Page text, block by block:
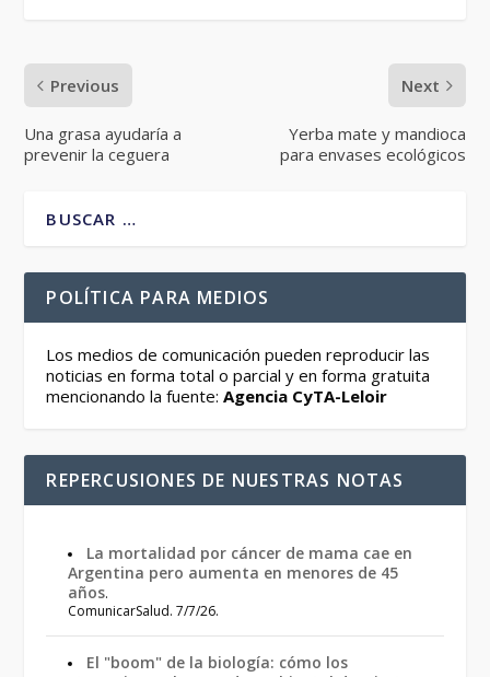
Previous
Una grasa ayudaría a
prevenir la ceguera
Next
Yerba mate y mandioca
para envases ecológicos
POLÍTICA PARA MEDIOS
Los medios de comunicación pueden reproducir las
noticias en forma total o parcial y en forma gratuita
mencionando la fuente:Agencia CyTA-Leloir
REPERCUSIONES DE NUESTRAS NOTAS
La mortalidad por cáncer de mama cae en
Argentina pero aumenta en menores de 45
años.
ComunicarSalud. 7/7/26.
El "boom" de la biología: cómo los